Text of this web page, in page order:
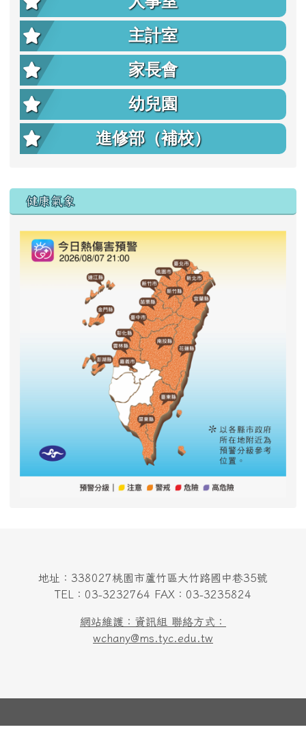
主計室
家長會
幼兒園
進修部（補校）
右邊區域內容
健康氣象
地址：338027桃園市蘆竹區大竹路國中巷35號
TEL：03-3232764 FAX：03-3235824
網站維護：資訊組 聯絡方式：
wchany@ms.tyc.edu.tw